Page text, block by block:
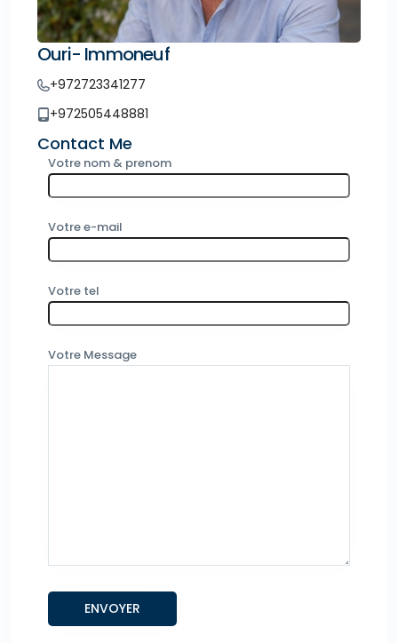
Ouri- Immoneuf
+972723341277
+972505448881
Contact Me
Votre nom & prenom
Votre e-mail
Votre tel
Votre Message